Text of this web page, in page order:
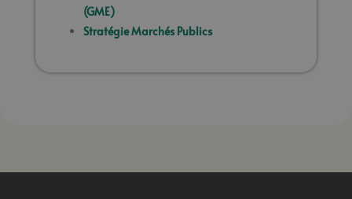
(GME)
Stratégie Marchés Publics